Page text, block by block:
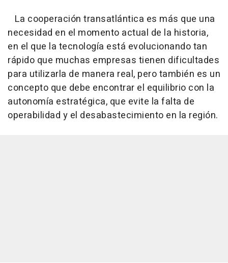
La cooperación transatlántica es más que una
necesidad en el momento actual de la historia,
en el que la tecnología está evolucionando tan
rápido que muchas empresas tienen dificultades
para utilizarla de manera real, pero también es un
concepto que debe encontrar el equilibrio con la
autonomía estratégica, que evite la falta de
operabilidad y el desabastecimiento en la región.